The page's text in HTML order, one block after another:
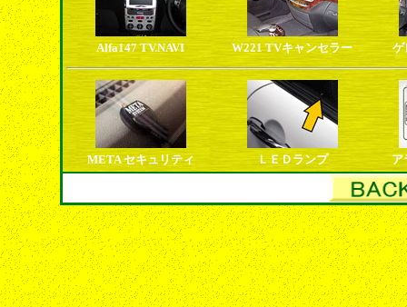
Alfa147 TV.NAVI W221 TVキャンセラー
META セキュリティ ＬＥＤランプ ア